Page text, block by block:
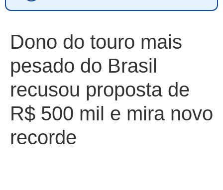
Dono do touro mais
pesado do Brasil
recusou proposta de
R$ 500 mil e mira novo
recorde